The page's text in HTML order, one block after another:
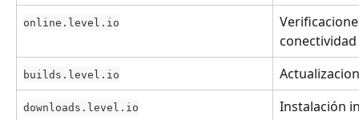
online.level.io
conectividad
builds.level.io
downloads.level.io Instalación